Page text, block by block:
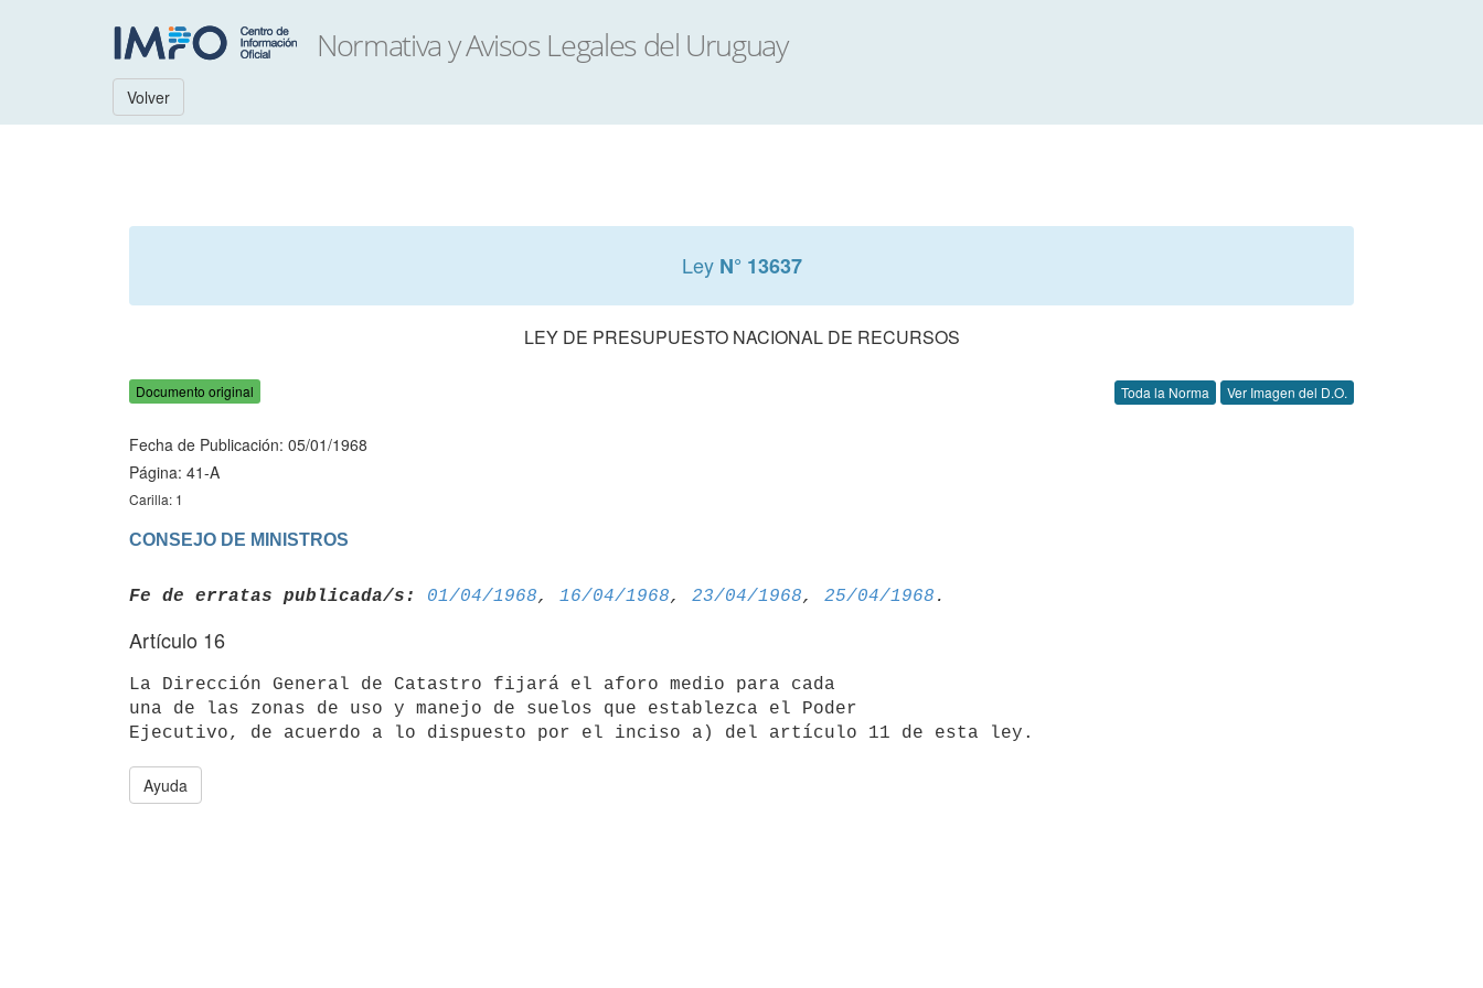
Volver
Ley N° 13637
LEY DE PRESUPUESTO NACIONAL DE RECURSOS
Documento original Toda la Norma Ver Imagen del D.O.
Fecha de Publicación: 05/01/1968
Página: 41-A
Carilla: 1
CONSEJO DE MINISTROS
Fe de erratas publicada/s: 01/04/1968, 16/04/1968, 23/04/1968, 25/04/1968
Artículo 16
La Dirección General de Catastro fijará el aforo medio para cada
una de las zonas de uso y manejo de suelos que establezca el Poder
Ayuda